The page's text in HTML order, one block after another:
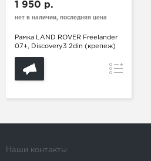
1 950 р.
нет в наличии, последняя цена
Рамка LAND ROVER Freelander
07+, Discovery3 2din (крепеж)
Сравнение
Наши контакты